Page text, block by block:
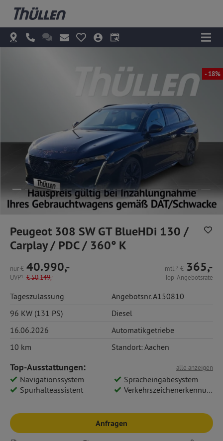
- 18%
Peugeot 308 SW GT BlueHDi 130 /
Carplay / PDC / 360° K
nur€ 40.990,-
UVP1 €50.149,-
mtl.2 € 365,-
Top-Angebotsrate
Tageszulassung
Angebotsnr. A150810
96 KW (131 PS)
Diesel
16.06.2026
Automatikgetriebe
10 km
Standort: Aachen
alle anzeigen
Top-Ausstattungen:
Navigationssystem
Spracheingabesystem
Spurhalteassistent
Verkehrszeichenerkennung
Anfragen